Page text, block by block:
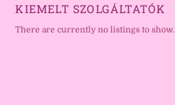
KIEMELT SZOLGÁLTATÓK
There are currently no listings to show.